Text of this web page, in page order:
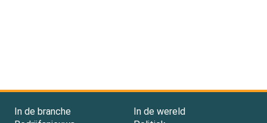
In de branche
In de wereld